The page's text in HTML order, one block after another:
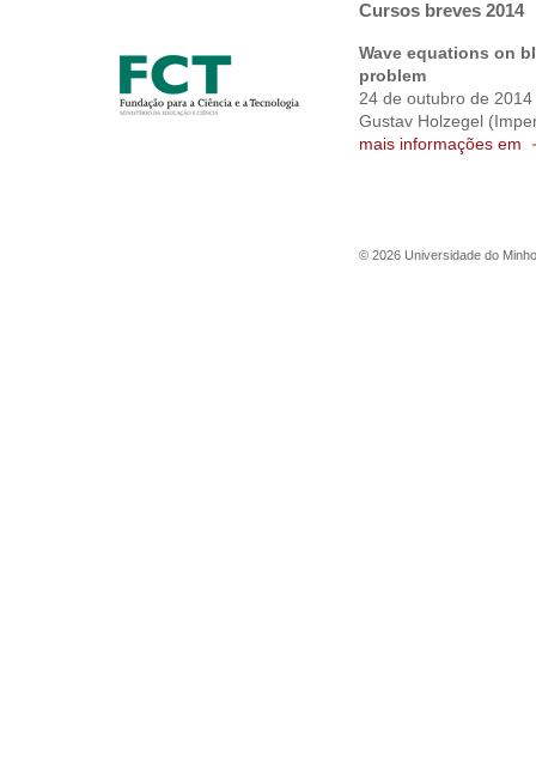
Cursos breves 2014
Wave equations on
problem
24 de outubro de 2014
Gustav Holzegel
mais informações em
© 2026 Universidade do Minho